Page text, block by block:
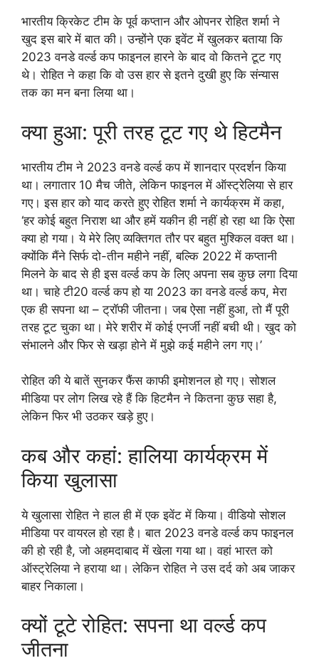
भारतीय क्रिकेट टीम के पूर्व कप्तान और ओपनर रोहित शर्मा ने
खुद इस बारे में बात की। उन्होंने एक इवेंट में खुलकर बताया कि
2023 वनडे वर्ल्ड कप फाइनल हारने के बाद वो कितने टूट गए
थे। रोहित ने कहा कि वो उस हार से इतने दुखी हुए कि संन्यास
तक का मन बना लिया था।
क्या हुआ: पूरी तरह टूट गए थे हिटमैन
भारतीय टीम ने 2023 वनडे वर्ल्ड कप में शानदार प्रदर्शन किया
था। लगातार 10 मैच जीते, लेकिन फाइनल में ऑस्ट्रेलिया से हार
गए। इस हार को याद करते हुए रोहित शर्मा ने कार्यक्रम में कहा,
‘हर कोई बहुत निराश था और हमें यकीन ही नहीं हो रहा था कि ऐसा
क्या हो गया। ये मेरे लिए व्यक्तिगत तौर पर बहुत मुश्किल वक्त था।
क्योंकि मैंने सिर्फ दो-तीन महीने नहीं, बल्कि 2022 में कप्तानी
मिलने के बाद से ही इस वर्ल्ड कप के लिए अपना सब कुछ लगा दिया
था। चाहे टी20 वर्ल्ड कप हो या 2023 का वनडे वर्ल्ड कप, मेरा
एक ही सपना था – ट्रॉफी जीतना। जब ऐसा नहीं हुआ, तो मैं पूरी
तरह टूट चुका था। मेरे शरीर में कोई एनर्जी नहीं बची थी। खुद को
संभालने और फिर से खड़ा होने में मुझे कई महीने लग गए।’
रोहित की ये बातें सुनकर फैंस काफी इमोशनल हो गए। सोशल
मीडिया पर लोग लिख रहे हैं कि हिटमैन ने कितना कुछ सहा है,
लेकिन फिर भी उठकर खड़े हुए।
कब और कहां: हालिया कार्यक्रम में
किया खुलासा
ये खुलासा रोहित ने हाल ही में एक इवेंट में किया। वीडियो सोशल
मीडिया पर वायरल हो रहा है। बात 2023 वनडे वर्ल्ड कप फाइनल
की हो रही है, जो अहमदाबाद में खेला गया था। वहां भारत को
ऑस्ट्रेलिया ने हराया था। लेकिन रोहित ने उस दर्द को अब जाकर
बाहर निकाला।
क्यों टूटे रोहित: सपना था वर्ल्ड कप
जीतना